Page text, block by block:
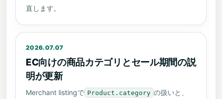
直します。
2026.07.07
EC向けの商品カテゴリとセール期間の説
明が更新
Merchant listingで Product.category の扱いと、